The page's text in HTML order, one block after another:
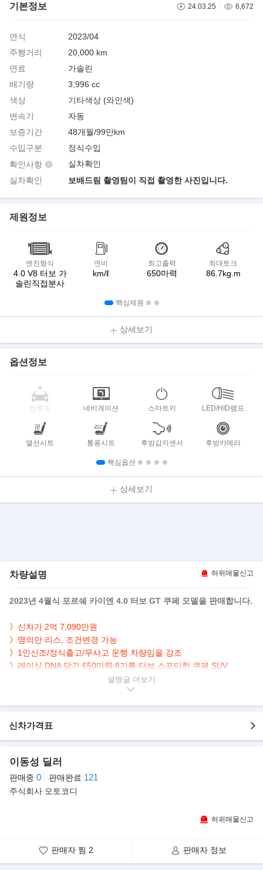
기본정보 24.03.25 6,672
연식
2023/04
주행거리
20,000 km
연료
가솔린
배기량
3,996 cc
색상
기타색상 (와인색)
변속기
자동
보증기간
48개월/99만km
수입구분
정식수입
확인사항
실차확인
실차확인
보배드림 촬영팀이 직접 촬영한 사진입니다.
제원정보
엔진형식
4.0 V8 터보 가
솔린직접분사
연비
km/ℓ
최고출력
650마력
최대토크
86.7kg.m
핵심제원
상세보기
옵션정보
썬루프 네비게이션 스마트키 LED/HID램프
열선시트 통풍시트 후방감지센서 후방카메라
핵심옵션
상세보기
차량설명 허위매물신고
2023년 4월식 포르쉐 카이엔 4.0 터보 GT 쿠페 모델을 판매합니다.
》신차가 2억 7,090만원
》명의만 리스, 조건변경 가능
》1인신조/정식출고/무사고 운행 차량임을 강조
》레이싱 DNA 담긴 650마력 8기통 터보 스포티한 쿠페 SUV
- 정식출고
- 20,000km 실주행
- 깔끔하게 관리된 내/외관
- 와인색 바디&실내 레드 시트
- 접지력,밸런스 뛰어난 4륜구동
- 650마력 V8 바이터보, 레이싱 DNA 쿠페 SUV
▶포르쉐 카이엔 터보, 레이싱 DNA로 무장한 "GT 쿠페" 출시
설명글
신차가격표
이동성 딜러
판매중 0 판매완료 121
주식회사 오토코디
허위매물신고
판매자 찜 2 판매자 정보